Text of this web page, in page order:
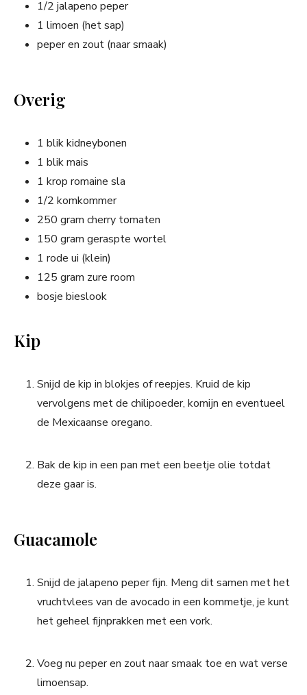
1/2 jalapeno peper
1 limoen (het sap)
peper en zout (naar smaak)
Overig
1 blik kidneybonen
1 blik mais
1 krop romaine sla
1/2 komkommer
250 gram cherry tomaten
150 gram geraspte wortel
1 rode ui (klein)
125 gram zure room
bosje bieslook
Kip
Snijd de kip in blokjes of reepjes. Kruid de kip
vervolgens met de chilipoeder, komijn en eventueel
de Mexicaanse oregano.
Bak de kip in een pan met een beetje olie totdat
deze gaar is.
Guacamole
Snijd de jalapeno peper fijn. Meng dit samen met het
vruchtvlees van de avocado in een kommetje, je kunt
het geheel fijnprakken met een vork.
Voeg nu peper en zout naar smaak toe en wat verse
limoensap.